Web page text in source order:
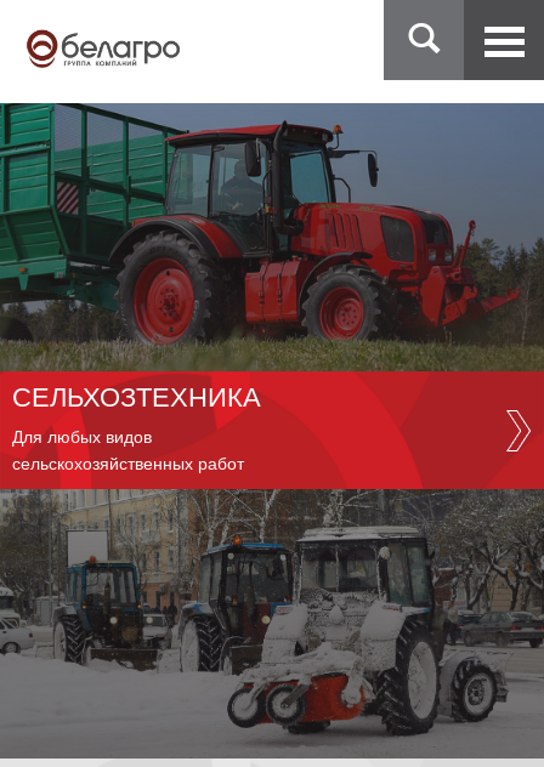
СЕЛЬХОЗТЕХНИКА
Для любых видов
сельскохозяйственных работ